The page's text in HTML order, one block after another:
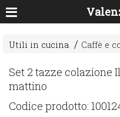
Utili in cucina Caffè e
Set 2 tazze colazione
mattino
Codice prodotto: